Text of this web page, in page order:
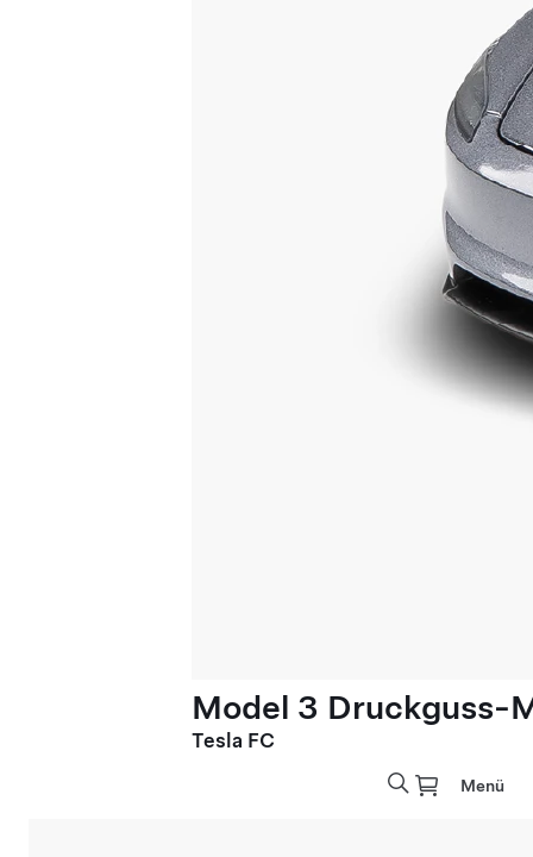
Model 3 Druckguss-
Tesla FC
Menü